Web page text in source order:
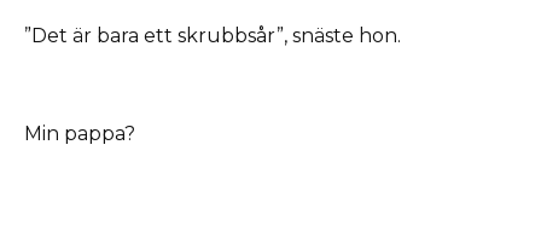
”Det är bara ett skrubbsår”, snäste hon.
Min pappa?